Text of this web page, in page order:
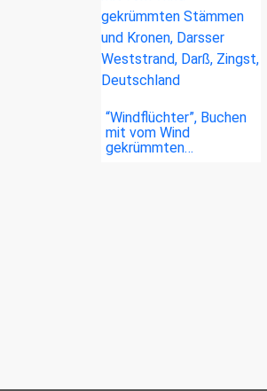
“Windflüchter”, Buchen
mit vom Wind
gekrümmten…